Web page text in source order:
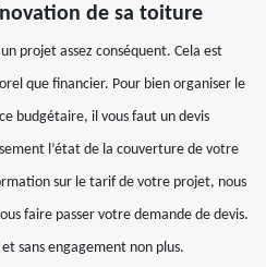
de sa toiture
projet assez conséquent. Cela est
que financier. Pour bien organiser le
budgétaire, il vous faut un devis
l’état de la couverture de votre
sur le tarif de votre projet, nous
faire passer votre demande de devis.
sans engagement non plus.